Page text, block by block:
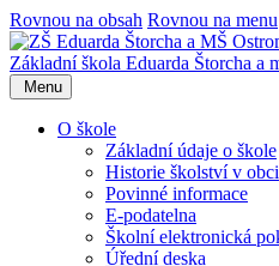
Rovnou na obsah Rovnou na menu
Základní škola Eduarda Štorcha a
Menu
O škole
Základní údaje o škole
Historie školství v obci
Povinné informace
E-podatelna
Školní elektronická
Úřední deska